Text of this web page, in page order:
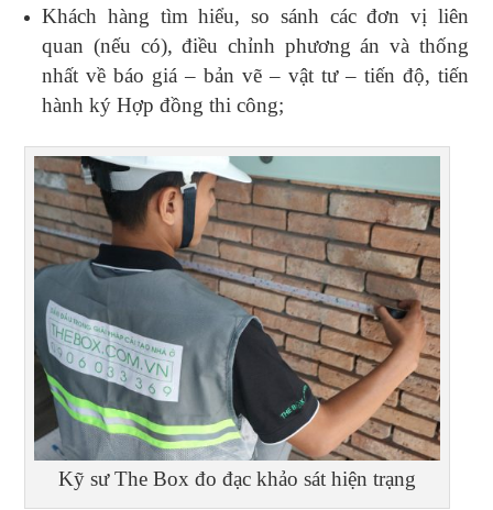
Khách hàng tìm hiểu, so sánh các đơn vị liên
quan (nếu có), điều chỉnh phương án và thống
nhất về báo giá – bản vẽ – vật tư – tiến độ, tiến
hành ký Hợp đồng thi công;
Kỹ sư The Box đo đạc khảo sát hiện trạng